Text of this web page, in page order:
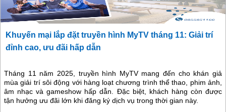
Khuyến mại lắp đặt truyền hình MyTV tháng 11: Giải trí
đỉnh cao, ưu đãi hấp dẫn
Tháng 11 năm 2025, truyền hình MyTV mang đến cho khán giả
mùa giải trí sôi động với hàng loạt chương trình thể thao, phim ảnh,
âm nhạc và gameshow hấp dẫn. Đặc biệt, khách hàng còn được
tận hưởng ưu đãi lớn khi đăng ký dịch vụ trong thời gian này.